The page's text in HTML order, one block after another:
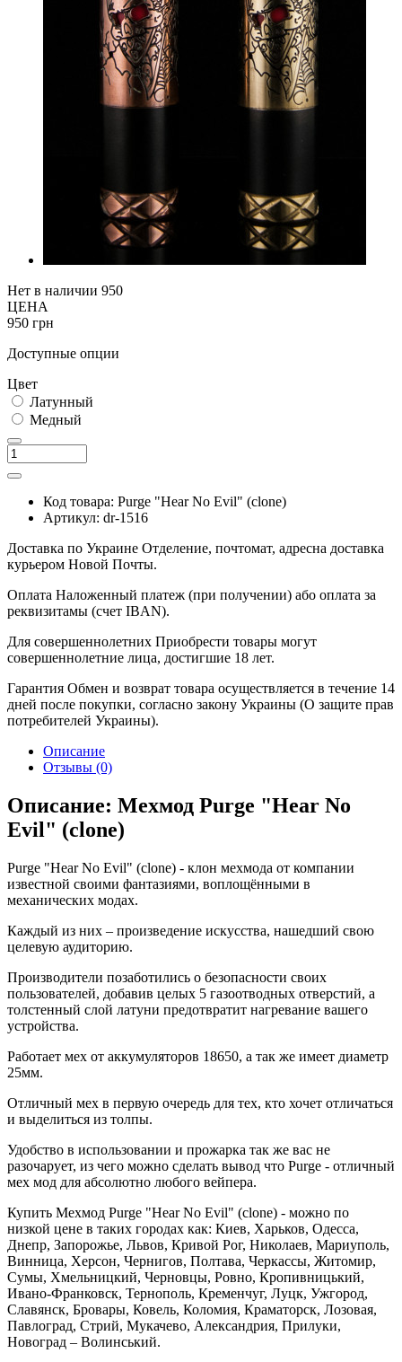
Нет в наличии 950
ЦЕНА
950 грн
Доступные опции
Цвет
Латунный
Медный
Код товара: Purge "Hear No Evil" (clone)
Артикул: dr-1516
Доставка по Украине Отделение, почтомат, адресна доставка
курьером Новой Почты.
Оплата Наложенный платеж (при получении) або оплата за
реквизитамы (счет IBAN).
Для совершеннолетних Приобрести товары могут
совершеннолетние лица, достигшие 18 лет.
Гарантия Обмен и возврат товара осуществляется в течение 14
дней после покупки, согласно закону Украины (О защите прав
потребителей Украины).
Описание
Отзывы (0)
Описание: Мехмод Purge "Hear No
Evil" (clone)
Purge "Hear No Evil" (clone) - клон мехмода от компании
известной своими фантазиями, воплощёнными в
механических модах.
Каждый из них – произведение искусства, нашедший свою
целевую аудиторию.
Производители позаботились о безопасности своих
пользователей, добавив целых 5 газоотводных отверстий, а
толстенный слой латуни предотвратит нагревание вашего
устройства.
Работает мех от аккумуляторов 18650, а так же имеет диаметр
25мм.
Отличный мех в первую очередь для тех, кто хочет отличаться
и выделиться из толпы.
Удобство в использовании и прожарка так же вас не
разочарует, из чего можно сделать вывод что Purge - отличный
мех мод для абсолютно любого вейпера.
Купить Мехмод Purge "Hear No Evil" (clone) - можно по
низкой цене в таких городах как: Киев, Харьков, Одесса,
Днепр, Запорожье, Львов, Кривой Рог, Николаев, Мариуполь,
Винница, Херсон, Чернигов, Полтава, Черкассы, Житомир,
Сумы, Хмельницкий, Черновцы, Ровно, Кропивницький,
Ивано-Франковск, Тернополь, Кременчуг, Луцк, Ужгород,
Славянск, Бровары, Ковель, Коломия, Краматорск, Лозовая,
Павлоград, Стрий, Мукачево, Александрия, Прилуки,
Новоград – Волинський.